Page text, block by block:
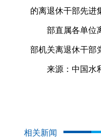
的离退休干部先进
部直属各单位离
部机关离退休干部
来源：中国水利
相关新闻